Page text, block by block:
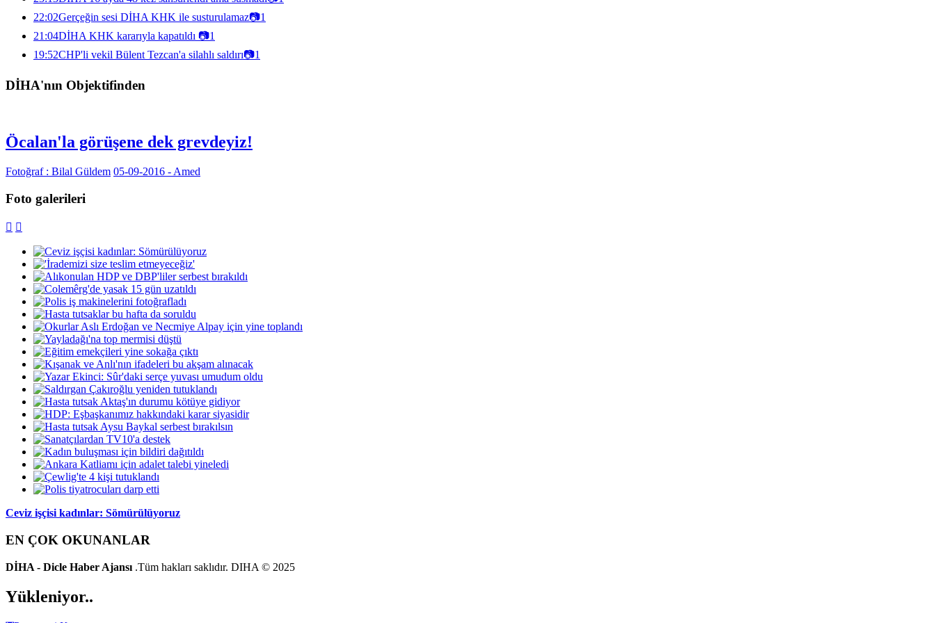
22:02Gerçeğin sesi DİHA KHK ile susturulamaz📷1
21:04DİHA KHK kararıyla kapatıldı 📷1
19:52CHP'li vekil Bülent Tezcan'a silahlı saldırı📷1
DİHA'nın Objektifinden
Öcalan'la görüşene dek grevdeyiz!
Fotoğraf : Bilal Güldem 05-09-2016 - Amed
Foto galerileri
 
Ceviz işçisi kadınlar: Sömürülüyoruz
EN ÇOK OKUNANLAR
DİHA - Dicle Haber Ajansı .Tüm hakları saklıdır. DIHA © 2025
Yükleniyor..